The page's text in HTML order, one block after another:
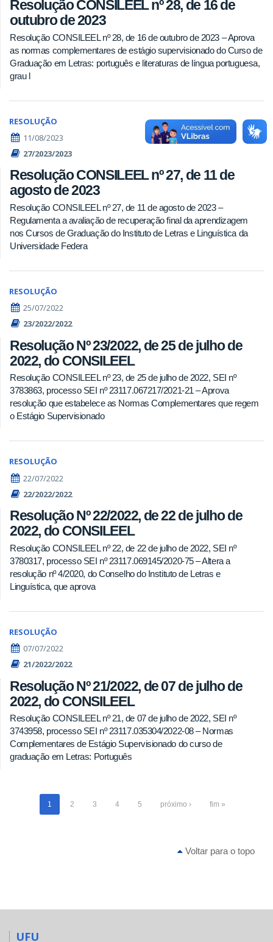
Resolução CONSILEEL nº 28, de 16 de
outubro de 2023
Resolução CONSILEEL nº 28, de 16 de outubro de 2023 – Aprova
as normas complementares de estágio supervisionado do Curso de
Graduação em Letras: português e literaturas de língua portuguesa,
grau l
RESOLUÇÃO
11/08/2023
27/2023/2023
Resolução CONSILEEL nº 27, de 11 de
agosto de 2023
Resolução CONSILEEL nº 27, de 11 de agosto de 2023 –
Regulamenta a avaliação de recuperação final da aprendizagem
nos Cursos de Graduação do Instituto de Letras e Linguística da
Universidade Federa
RESOLUÇÃO
25/07/2022
23/2022/2022
Resolução Nº 23/2022, de 25 de julho de
2022, do CONSILEEL
Resolução CONSILEEL nº 23, de 25 de julho de 2022, SEI nº
3783863, processo SEI nº 23117.067217/2021-21 – Aprova
resolução que estabelece as Normas Complementares que regem
o Estágio Supervisionado
RESOLUÇÃO
22/07/2022
22/2022/2022
Resolução Nº 22/2022, de 22 de julho de
2022, do CONSILEEL
Resolução CONSILEEL nº 22, de 22 de julho de 2022, SEI nº
3780317, processo SEI nº 23117.069145/2020-75 – Altera a
resolução nº 4/2020, do Conselho do Instituto de Letras e
Linguística, que aprova
RESOLUÇÃO
07/07/2022
21/2022/2022
Resolução Nº 21/2022, de 07 de julho de
2022, do CONSILEEL
Resolução CONSILEEL nº 21, de 07 de julho de 2022, SEI nº
3743958, processo SEI nº 23117.035304/2022-08 – Normas
Complementares de Estágio Supervisionado do curso de
graduação em Letras: Português
1 2 3 4 5 próximo › fim »
Voltar para o topo
UFU